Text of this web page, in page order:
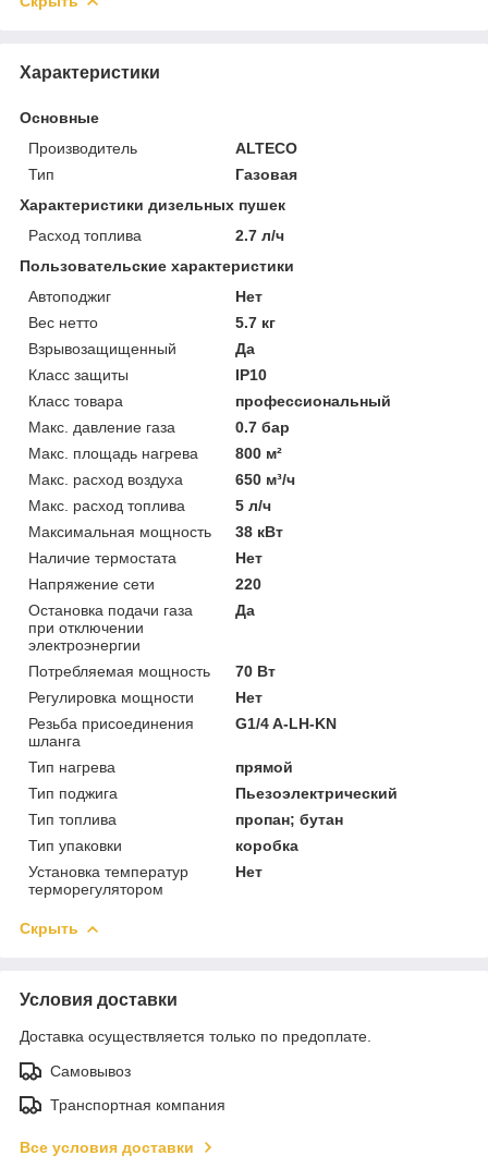
Характеристики
Основные
Производитель
ALTECO
Тип
Газовая
Характеристики дизельных пушек
Расход топлива
2.7 л/ч
Пользовательские характеристики
Автоподжиг
Нет
Вес нетто
5.7 кг
Взрывозащищенный
Да
Класс защиты
IP10
Класс товара
профессиональный
Макс. давление газа
0.7 бар
Макс. площадь нагрева
800 м²
Макс. расход воздуха
650 м³/ч
Макс. расход топлива
5 л/ч
Максимальная мощность
38 кВт
Наличие термостата
Нет
Напряжение сети
220
Остановка подачи газа
при отключении
электроэнергии
Да
Потребляемая мощность
70 Вт
Регулировка мощности
Нет
Резьба присоединения
шланга
G1/4 A-LH-KN
Тип нагрева
прямой
Тип поджига
Пьезоэлектрический
Тип топлива
пропан; бутан
Тип упаковки
коробка
Установка температур
терморегулятором
Нет
Скрыть
Условия доставки
Доставка осуществляется только по предоплате.
Самовывоз
Транспортная компания
Все условия доставки